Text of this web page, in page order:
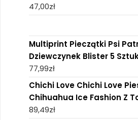
47,00zł
Multiprint Pieczątki Psi
Dziewczynek Blister 5
77,99zł
Chichi Love Chichi Love
Chihuahua Ice Fashion Z
89,49zł